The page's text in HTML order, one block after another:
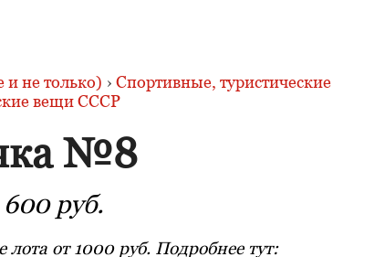
не только) › Спортивные, туристические
вещи СССР
№8
600 руб.
от 1000 руб. Подробнее тут: